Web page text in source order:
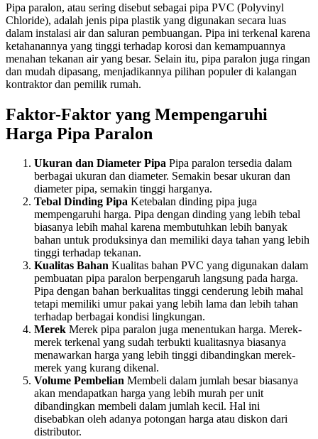
Pipa paralon, atau sering disebut sebagai pipa PVC (Polyvinyl
Chloride), adalah jenis pipa plastik yang digunakan secara luas
dalam instalasi air dan saluran pembuangan. Pipa ini terkenal karena
ketahanannya yang tinggi terhadap korosi dan kemampuannya
menahan tekanan air yang besar. Selain itu, pipa paralon juga ringan
dan mudah dipasang, menjadikannya pilihan populer di kalangan
kontraktor dan pemilik rumah.
Faktor-Faktor yang Mempengaruhi
Harga Pipa Paralon
Ukuran dan Diameter Pipa Pipa paralon tersedia dalam
berbagai ukuran dan diameter. Semakin besar ukuran dan
diameter pipa, semakin tinggi harganya.
Tebal Dinding Pipa Ketebalan dinding pipa juga
mempengaruhi harga. Pipa dengan dinding yang lebih tebal
biasanya lebih mahal karena membutuhkan lebih banyak
bahan untuk produksinya dan memiliki daya tahan yang lebih
tinggi terhadap tekanan.
Kualitas Bahan Kualitas bahan PVC yang digunakan dalam
pembuatan pipa paralon berpengaruh langsung pada harga.
Pipa dengan bahan berkualitas tinggi cenderung lebih mahal
tetapi memiliki umur pakai yang lebih lama dan lebih tahan
terhadap berbagai kondisi lingkungan.
Merek Merek pipa paralon juga menentukan harga. Merek-
merek terkenal yang sudah terbukti kualitasnya biasanya
menawarkan harga yang lebih tinggi dibandingkan merek-
merek yang kurang dikenal.
Volume Pembelian Membeli dalam jumlah besar biasanya
akan mendapatkan harga yang lebih murah per unit
dibandingkan membeli dalam jumlah kecil. Hal ini
disebabkan oleh adanya potongan harga atau diskon dari
distributor.